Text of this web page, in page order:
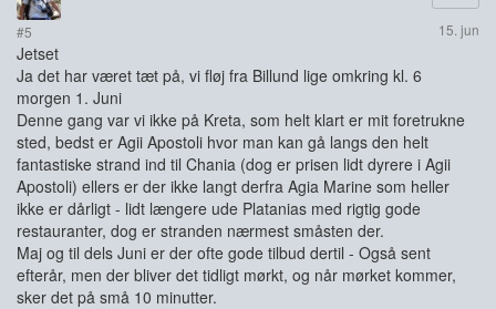
#5 15. jun
Jetset
Ja det har været tæt på, vi fløj fra Billund lige omkring kl. 6
morgen 1. Juni
Denne gang var vi ikke på Kreta, som helt klart er mit foretrukne
sted, bedst er Agii Apostoli hvor man kan gå langs den helt
fantastiske strand ind til Chania (dog er prisen lidt dyrere i Agii
Apostoli) ellers er der ikke langt derfra Agia Marine som heller
ikke er dårligt - lidt længere ude Platanias med rigtig gode
restauranter, dog er stranden nærmest småsten der.
Maj og til dels Juni er der ofte gode tilbud dertil - Også sent
efterår, men der bliver det tidligt mørkt, og når mørket kommer,
sker det på små 10 minutter.